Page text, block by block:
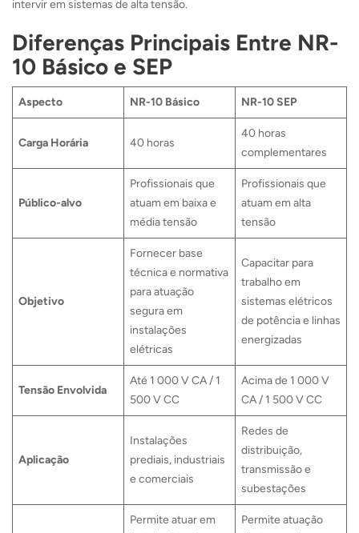
intervir em sistemas de alta tensão.
Diferenças Principais Entre NR-
10 Básico e SEP
Aspecto NR-10 Básico NR-10 SEP
Carga Horária 40 horas
40 horas
complementares
Público-alvo
Profissionais que
atuam em baixa e
média tensão
Profissionais que
atuam em alta
tensão
Objetivo
Fornecer base
técnica e normativa
para atuação
segura em
instalações
elétricas
Capacitar para
trabalho em
sistemas elétricos
de potência e linhas
energizadas
Tensão Envolvida
Até 1 000 V CA / 1
500 V CC
Acima de 1 000 V
CA / 1 500 V CC
Aplicação
Instalações
prediais, industriais
e comerciais
Redes de
distribuição,
transmissão e
subestações
Permite atuar em
Permite atuação